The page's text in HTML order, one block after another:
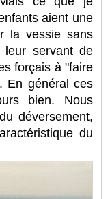
aient une
la vessie sans
leur servant de
forçais à "faire
En général ces
bien. Nous
déversement,
du